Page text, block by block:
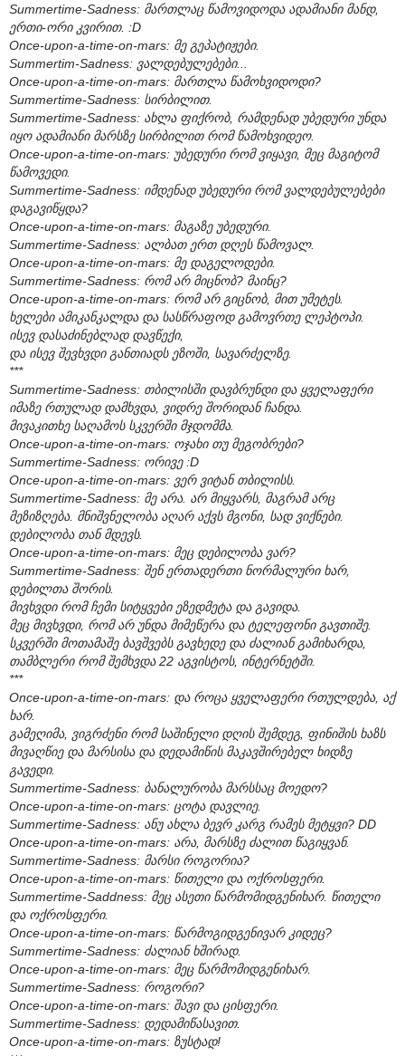
Summertime-Sadness: მართლაც წამოვიდოდა ადამიანი მანდ,
ერთი-ორი კვირით. :D
Once-upon-a-time-on-mars: მე გეპატიჟები.
Summertim-Sadness: ვალდებულებები...
Once-upon-a-time-on-mars: მართლა წამოხვიდოდი?
Summertime-Sadness: სირბილით.
Summertime-Sadness: ახლა ფიქრობ, რამდენად უბედური უნდა
იყო ადამიანი მარსზე სირბილით რომ წამოხვიდეო.
Once-upon-a-time-on-mars: უბედური რომ ვიყავი, მეც მაგიტომ
წამოვედი.
Summertime-Sadness: იმდენად უბედური რომ ვალდებულებები
დაგავიწყდა?
Once-upon-a-time-on-mars: მაგაზე უბედური.
Summertime-Sadness: ალბათ ერთ დღეს წამოვალ.
Once-upon-a-time-on-mars: მე დაგელოდები.
Summertime-Sadness: რომ არ მიცნობ? მაინც?
Once-upon-a-time-on-mars: რომ არ გიცნობ, მით უმეტეს.
ხელები ამიკანკალდა და სასწრაფოდ გამოვრთე ლეპტოპი.
ისევ დასაძინებლად დავწექი,
და ისევ შევხვდი განთიადს ეზოში, სავარძელზე.
***
Summertime-Sadness: თბილისში დავბრუნდი და ყველაფერი
იმაზე რთულად დამხვდა, ვიდრე შორიდან ჩანდა.
მივაკითხე საღამოს სკვერში მჯდომმა.
Once-upon-a-time-on-mars: ოჯახი თუ მეგობრები?
Summertime-Sadness: ორივე :D
Once-upon-a-time-on-mars: ვერ ვიტან თბილისს.
Summertime-Sadness: მე არა. არ მიყვარს, მაგრამ არც
მეზიზღება. მნიშვნელობა აღარ აქვს მგონი, სად ვიქნები.
დებილობა თან მდევს.
Once-upon-a-time-on-mars: მეც დებილობა ვარ?
Summertime-Sadness: შენ ერთადერთი ნორმალური ხარ,
დებილთა შორის.
მივხვდი რომ ჩემი სიტყვები ეზედმეტა და გავიდა.
მეც მივხვდი, რომ არ უნდა მიმეწერა და ტელეფონი გავთიშე.
სკვერში მოთამაშე ბავშვებს გავხედე და ძალიან გამიხარდა,
თამბლერი რომ შემხვდა 22 აგვისტოს, ინტერნეტში.
***
Once-upon-a-time-on-mars: და როცა ყველაფერი რთულდება, აქ
ხარ.
გამეღიმა, ვიგრძენი რომ საშინელი დღის შემდეგ, ფინიშის ხაზს
მივაღწიე და მარსისა და დედამიწის მაკავშირებელ ხიდზე
გავედი.
Summertime-Sadness: ბანალურობა მარსსაც მოედო?
Once-upon-a-time-on-mars: ცოტა დავლიე.
Summertime-Sadness: ანუ ახლა ბევრ კარგ რამეს მეტყვი? DD
Once-upon-a-time-on-mars: არა, მარსზე ძალით წაგიყვან.
Summertime-Sadness: მარსი როგორია?
Once-upon-a-time-on-mars: წითელი და ოქროსფერი.
Summertime-Saddness: მეც ასეთი წარმომიდგენიხარ. წითელი
და ოქროსფერი.
Once-upon-a-time-on-mars: წარმოგიდგენივარ კიდეც?
Summertime-Sadness: ძალიან ხშირად.
Once-upon-a-time-on-mars: მეც წარმომიდგენიხარ.
Summertime-Sadness: როგორი?
Once-upon-a-time-on-mars: შავი და ცისფერი.
Summertime-Sadness: დედამიწასავით.
Once-upon-a-time-on-mars: ზუსტად!